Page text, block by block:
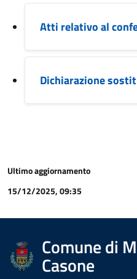
Atti relativo al
Dichiarazione
Ultimo aggiornamento
15/12/2025, 09:35
Comune di
Casone